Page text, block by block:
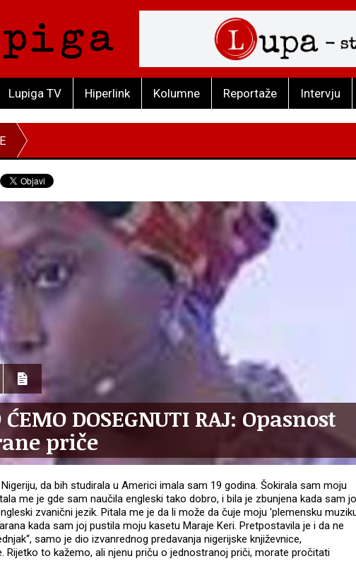
Lupiga TV Hiperlink Kolumne Reportaže Intervju
ĆEMO DOSEGNUTI RAJ: Opasnost
priče
da bih studirala u Americi imala sam 19 godina. Šokirala sam moju
me je gde sam naučila engleski tako dobro, i bila je zbunjena kada sam
zvanični jezik. Pitala me je da li može da čuje moju 'plemensku
kada sam joj pustila moju kasetu Maraje Keri. Pretpostavila je i da ne
samo je dio izvanrednog predavanja nigerijske književnice,
Rijetko to kažemo, ali njenu priču o jednostranoj priči, morate pročitati